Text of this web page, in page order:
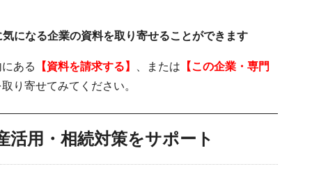
になる企業の資料を取り寄せることができます
ある 【資料を請求する】 、または 【この企業・専門
り寄せてみてください。
活用・相続対策をサポート